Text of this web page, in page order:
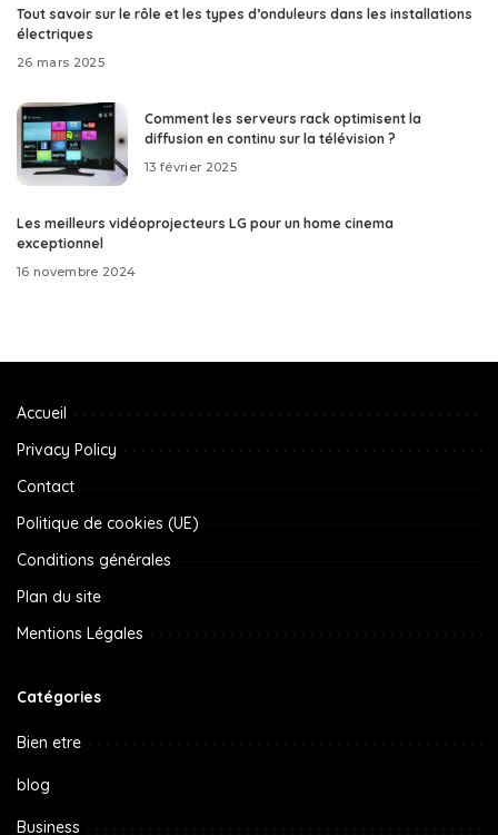
Tout savoir sur le rôle et les types d’onduleurs dans les installations
électriques
26 mars 2025
Comment les serveurs rack optimisent la
diffusion en continu sur la télévision ?
13 février 2025
Les meilleurs vidéoprojecteurs LG pour un home cinema
exceptionnel
16 novembre 2024
Accueil
Privacy Policy
Contact
Politique de cookies (UE)
Conditions générales
Plan du site
Mentions Légales
Catégories
Bien etre
blog
Business